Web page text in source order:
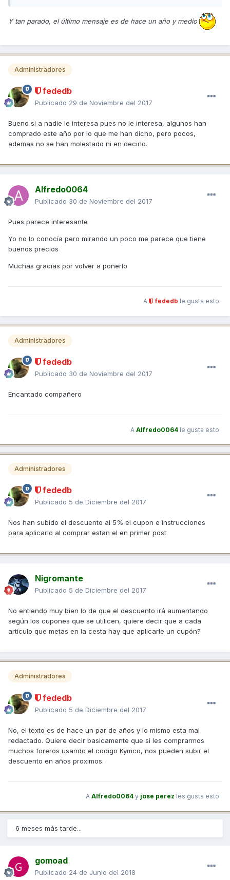
Y tan parado, el último mensaje es de hace un año y medio
Administradores
fededb
Publicado 29 de Noviembre del 2017
Bueno si a nadie le interesa pues no le interesa, algunos han
comprado este año por lo que me han dicho, pero pocos,
ademas no se han molestado ni en decirlo.
Alfredo0064
Publicado 30 de Noviembre del 2017
Pues parece interesante
Yo no lo conocía pero mirando un poco me parece que tiene
buenos precios
Muchas gracias por volver a ponerlo
A fededb le gusta esto
Administradores
fededb
Publicado 30 de Noviembre del 2017
Encantado compañero
A Alfredo0064 le gusta esto
Administradores
fededb
Publicado 5 de Diciembre del 2017
Nos han subido el descuento al 5% el cupon e instrucciones
para aplicarlo al comprar estan el en primer post
Nigromante
Publicado 5 de Diciembre del 2017
No entiendo muy bien lo de que el descuento irá aumentando
según los cupones que se utilicen, quiere decir que a cada
artículo que metas en la cesta hay que aplicarle un cupón?
Administradores
fededb
Publicado 5 de Diciembre del 2017
No, el texto es de hace un par de años y lo mismo esta mal
redactado. Quiere decir basicamente que si les comprarmos
muchos foreros usando el codigo Kymco, nos pueden subir el
descuento en años proximos.
A Alfredo0064 y jose perez les gusta esto
6 meses más tarde...
gomoad
Publicado 24 de Junio del 2018